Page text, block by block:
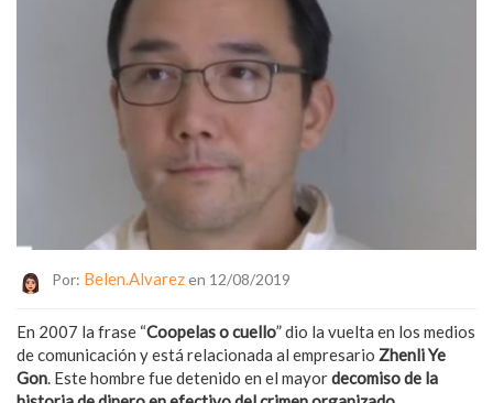
Por: Belen.alvarezen 12/08/2019
En 2007 la frase “Coopelas o cuello” dio la vuelta en los medios
de comunicación y está relacionada al empresario Zhenli Ye
Gon. Este hombre fue detenido en el mayordecomiso de la